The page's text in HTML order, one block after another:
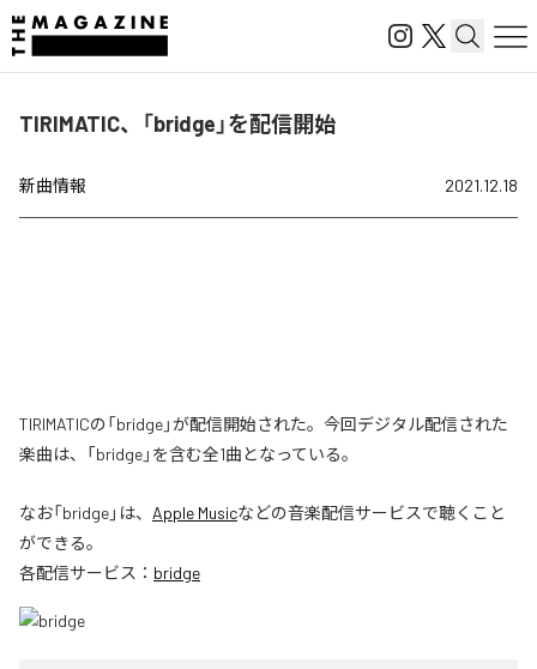
TIRIMATIC、「bridge」を配信開始
新曲情報 2021.12.18
TIRIMATICの「bridge」が配信開始された。今回デジタル配信された
楽曲は、「bridge」を含む全1曲となっている。
なお「bridge」は、 Apple Musicなどの音楽配信サービスで聴くこと
ができる。
各配信サービス： bridge